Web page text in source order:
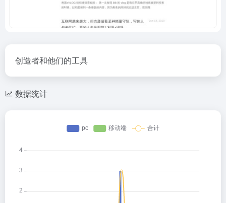
创造者和他们的工具
数据统计